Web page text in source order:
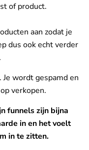
of product.
aan zodat je
dus ook echt verder
wordt gespamd en
verkopen.
funnels zijn bijna
in en het voelt
in te zitten.